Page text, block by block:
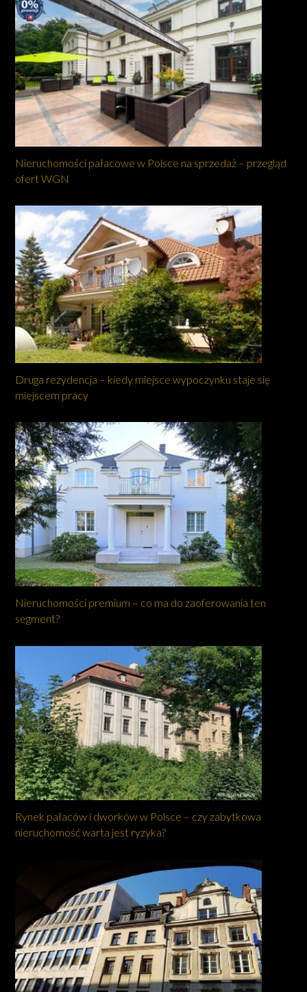
Nieruchomości pałacowe w Polsce na sprzedaż – przegląd
ofert WGN
Druga rezydencja – kiedy miejsce wypoczynku staje się
miejscem pracy
Nieruchomości premium – co ma do zaoferowania ten
segment?
Rynek pałaców i dworków w Polsce – czy zabytkowa
nieruchomość warta jest ryzyka?